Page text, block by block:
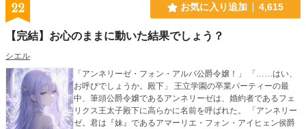
22 お気に入り追加 4,615
【完結】お心のままに動いた結果でしょう？
シエル
「アンネリーゼ・フォン・アルバ公爵令嬢！」 「……はい、
お呼びでしょうか。殿下」 王立学園の卒業パーティーの最
中、筆頭公爵令嬢であるアンネリーゼは、婚約者であるフェ
リクス王太子殿下に高らかに名前を呼ばれた。 「アンネリー
ゼ。君は『妹』であるアマーリエ・フォン・アイヒェン侯爵